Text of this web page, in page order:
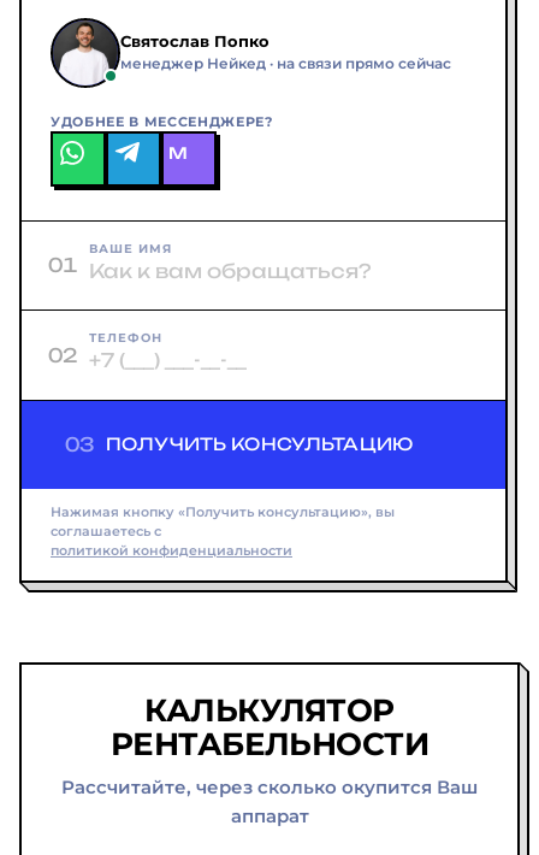
Святослав Попко
менеджер Нейкед · на связи прямо сейчас
УДОБНЕЕ В МЕССЕНДЖЕРЕ?
M
01
ВАШЕ ИМЯ
02
ТЕЛЕФОН
03 ПОЛУЧИТЬ КОНСУЛЬТАЦИЮ
Нажимая кнопку «Получить консультацию», вы
соглашаетесь с
политикой конфиденциальности
КАЛЬКУЛЯТОР
РЕНТАБЕЛЬНОСТИ
Рассчитайте, через сколько окупится Ваш
аппарат